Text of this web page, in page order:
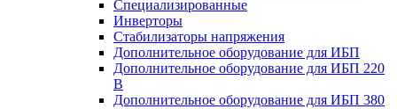
Специализированные
Инверторы
Стабилизаторы напряжения
Дополнительное оборудование для ИБП
Дополнительное оборудование для ИБП 220
В
Дополнительное оборудование для ИБП 380